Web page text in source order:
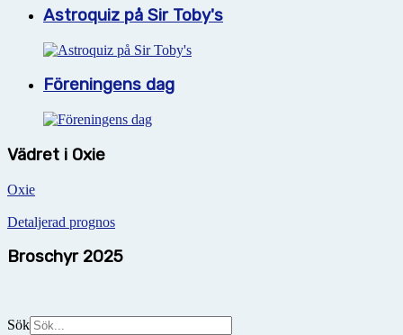
Astroquiz på Sir Toby's
Föreningens dag
Vädret i Oxie
Oxie
Detaljerad prognos
Broschyr 2025
Sök